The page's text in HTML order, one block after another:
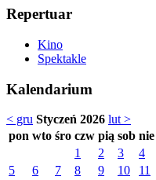
Repertuar
Kino
Spektakle
Kalendarium
< gru Styczeń 2026 lut >
pon wto śro czw pią sob nie
1
2 3
4
5
6 7 8 9 10
11